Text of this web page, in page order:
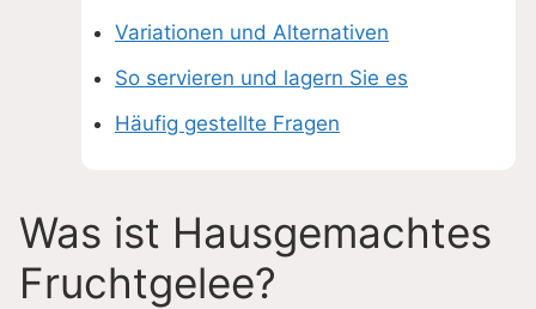
Variationen und Alternativen
So servieren und lagern Sie es
Häufig gestellte Fragen
Was ist Hausgemachtes
Fruchtgelee?